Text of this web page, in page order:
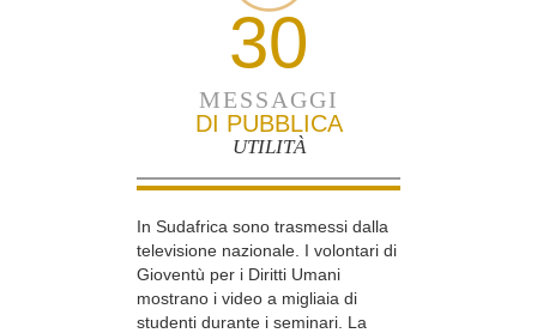
30
MESSAGGI
DI PUBBLICA
UTILITÀ
In Sudafrica sono trasmessi dalla
televisione nazionale. I volontari di
Gioventù per i Diritti Umani
mostrano i video a migliaia di
studenti durante i seminari. La